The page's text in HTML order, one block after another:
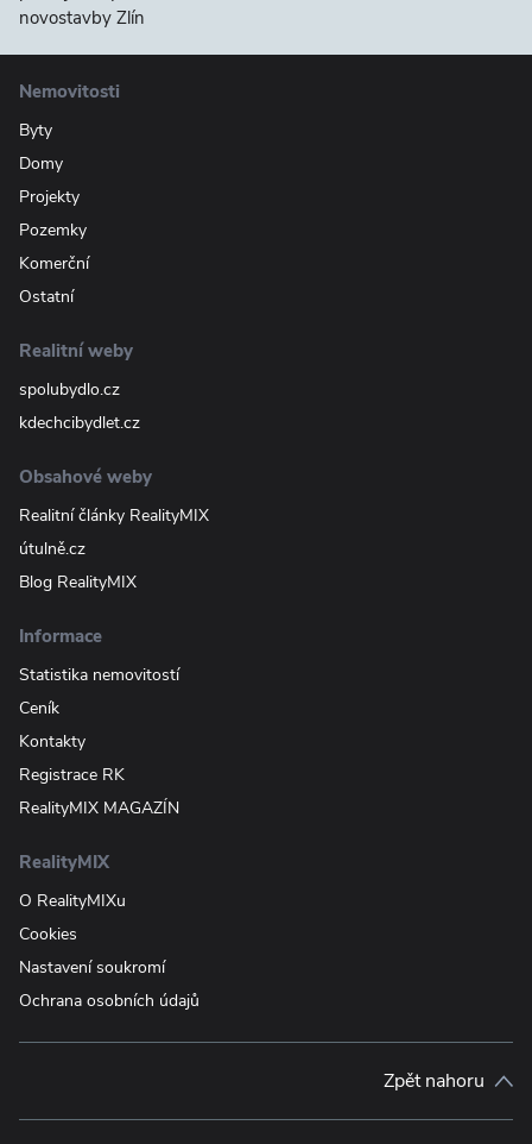
novostavby Zlín
Nemovitosti
Byty
Domy
Projekty
Pozemky
Komerční
Ostatní
Realitní weby
spolubydlo.cz
kdechcibydlet.cz
Obsahové weby
Realitní články RealityMIX
útulně.cz
Blog RealityMIX
Informace
Statistika nemovitostí
Ceník
Kontakty
Registrace RK
RealityMIX MAGAZÍN
RealityMIX
O RealityMIXu
Cookies
Nastavení soukromí
Ochrana osobních údajů
Zpět nahoru